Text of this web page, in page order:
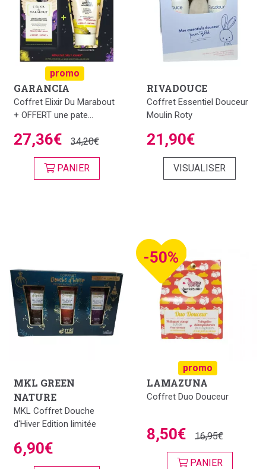
promo
GARANCIA
Coffret Elixir Du Marabout
+ OFFERT une pate...
27,36€ 34,20€
PANIER
RIVADOUCE
Coffret Essentiel Douceur
Moulin Roty
21,90€
VISUALISER
MKL GREEN
NATURE
MKL Coffret Douche
d'Hiver Edition limitée
6,90€
-50%
promo
LAMAZUNA
Coffret Duo Douceur
8,50€ 16,95€
PANIER